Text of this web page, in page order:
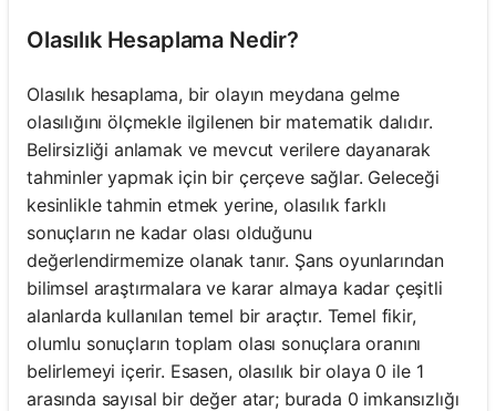
Olasılık Hesaplama Nedir?
Olasılık hesaplama, bir olayın meydana gelme
olasılığını ölçmekle ilgilenen bir matematik dalıdır.
Belirsizliği anlamak ve mevcut verilere dayanarak
tahminler yapmak için bir çerçeve sağlar. Geleceği
kesinlikle tahmin etmek yerine, olasılık farklı
sonuçların ne kadar olası olduğunu
değerlendirmemize olanak tanır. Şans oyunlarından
bilimsel araştırmalara ve karar almaya kadar çeşitli
alanlarda kullanılan temel bir araçtır. Temel fikir,
olumlu sonuçların toplam olası sonuçlara oranını
belirlemeyi içerir. Esasen, olasılık bir olaya 0 ile 1
arasında sayısal bir değer atar; burada 0 imkansızlığı